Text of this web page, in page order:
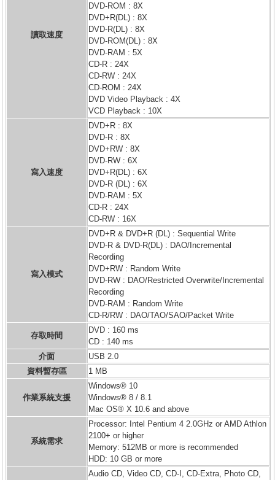
讀取速度
DVD-ROM : 8X
DVD+R(DL) : 8X
DVD-R(DL) : 8X
DVD-ROM(DL) : 8X
DVD-RAM : 5X
CD-R : 24X
CD-RW : 24X
CD-ROM : 24X
DVD Video Playback : 4X
VCD Playback : 10X
寫入速度
DVD+R : 8X
DVD-R : 8X
DVD+RW : 8X
DVD-RW : 6X
DVD+R(DL) : 6X
DVD-R (DL) : 6X
DVD-RAM : 5X
CD-R : 24X
CD-RW : 16X
寫入模式
DVD+R & DVD+R (DL) : Sequential Write
DVD-R & DVD-R(DL) : DAO/Incremental
Recording
DVD+RW : Random Write
DVD-RW : DAO/Restricted Overwrite/Incremental
Recording
DVD-RAM : Random Write
CD-R/RW : DAO/TAO/SAO/Packet Write
存取時間
DVD : 160 ms
CD : 140 ms
介面
USB 2.0
資料暫存區
1 MB
作業系統支援
Windows® 10
Windows® 8 / 8.1
Mac OS® X 10.6 and above
系統需求
Processor: Intel Pentium 4 2.0GHz or AMD Athlon
2100+ or higher
Memory: 512MB or more is recommended
HDD: 10 GB or more
Audio CD, Video CD, CD-I, CD-Extra, Photo CD,